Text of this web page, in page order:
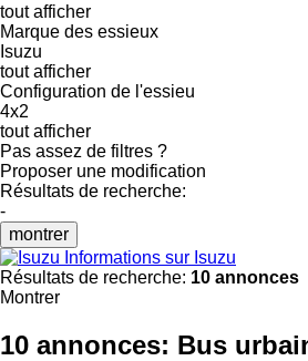
tout afficher
Marque des essieux
Isuzu
tout afficher
Configuration de l'essieu
4x2
tout afficher
Pas assez de filtres ?
Proposer une modification
Résultats de recherche:
-
montrer
Informations sur Isuzu
Résultats de recherche: 10 annonces
Montrer
10 annonces: Bus